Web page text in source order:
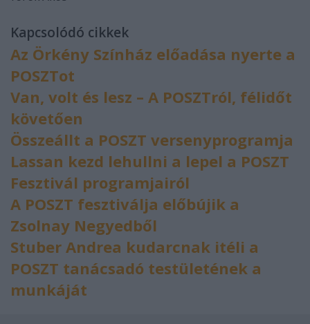
Kapcsolódó cikkek
Az Örkény Színház előadása nyerte a
POSZTot
Van, volt és lesz – A POSZTról, félidőt
követően
Összeállt a POSZT versenyprogramja
Lassan kezd lehullni a lepel a POSZT
Fesztivál programjairól
A POSZT fesztiválja előbújik a
Zsolnay Negyedből
Stuber Andrea kudarcnak itéli a
POSZT tanácsadó testületének a
munkáját